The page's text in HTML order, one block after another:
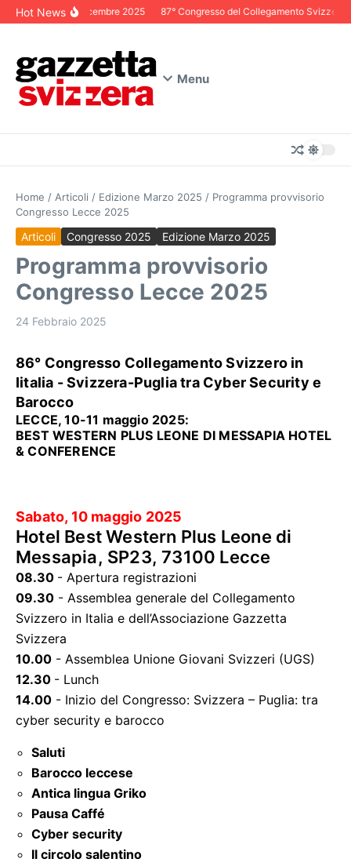
Salta al contenuto
Hot News
Editoriale Dicembre 2025 87° Congresso del Collegamento Svizzero
Menu
Home / Articoli / Edizione Marzo 2025 / Programma provvisorio
Congresso Lecce 2025
Articoli Congresso 2025 Edizione Marzo 2025
Programma provvisorio
Congresso Lecce 2025
24 Febbraio 2025
86° Congresso Collegamento Svizzero in
Iitalia - Svizzera-Puglia tra Cyber Security e
Barocco
LECCE, 10-11 maggio 2025:
BEST WESTERN PLUS LEONE DI MESSAPIA HOTEL
& CONFERENCE
Sabato, 10 maggio 2025
Hotel Best Western Plus Leone di
Messapia, SP23, 73100 Lecce
08.30 - Apertura registrazioni
09.30 - Assemblea generale del Collegamento
Svizzero in Italia e dell’Associazione Gazzetta
Svizzera
10.00 - Assemblea Unione Giovani Svizzeri (UGS)
12.30 - Lunch
14.00 - Inizio del Congresso: Svizzera – Puglia: tra
cyber security e barocco
Saluti
Barocco leccese
Antica lingua Griko
Pausa Caffé
Cyber security
Il circolo salentino